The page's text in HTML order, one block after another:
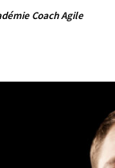
Coach Agile